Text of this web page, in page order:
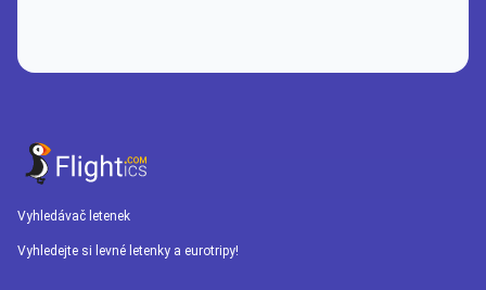
Vyhledávač letenek
Vyhledejte si levné letenky a eurotripy!